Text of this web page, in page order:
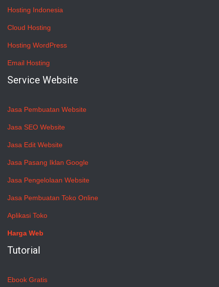
Hosting Indonesia
Cloud Hosting
Hosting WordPress
Email Hosting
Service Website
Jasa Pembuatan Website
Jasa SEO Website
Jasa Edit Website
Jasa Pasang Iklan Google
Jasa Pengelolaan Website
Jasa Pembuatan Toko Online
Aplikasi Toko
Harga Web
Tutorial
Ebook Gratis